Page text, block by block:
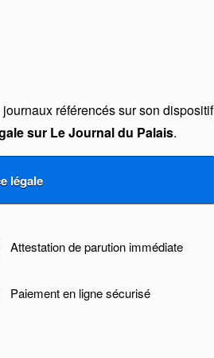
référencés sur son dispositif
sur Le Journal du Palais.
Attestation de parution immédiate
Paiement en ligne sécurisé